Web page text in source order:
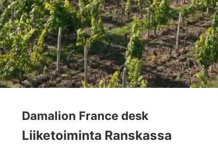
Damalion France desk
Liiketoiminta Ranskassa